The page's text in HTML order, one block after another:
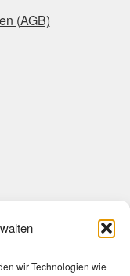
wir Technologien wie
(AGB)